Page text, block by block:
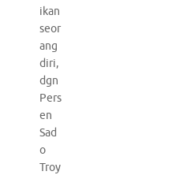
ikan
seor
ang
diri,
dgn
Pers
en
Sad
o
Troy